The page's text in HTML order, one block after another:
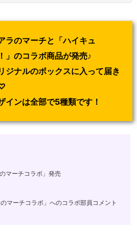
ラのマーチと「ハイキュ
」のコラボ商品が発売♪
ジナルのボックスに入って届き
インは全部で5種類です！
マーチコラボ」発売
マーチコラボ」へのコラボ部員コメント